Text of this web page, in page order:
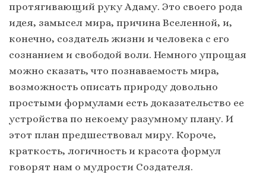
протягивающий руку Адаму. Это своего рода
идея, замысел мира, причина Вселенной, и,
конечно, создатель жизни и человека с его
сознанием и свободой воли. Немного упрощая
можно сказать, что познаваемость мира,
возможность описать природу довольно
простыми формулами есть доказательство ее
устройства по некоему разумному плану. И
этот план предшествовал миру. Короче,
краткость, логичность и красота формул
говорят нам о мудрости Создателя.